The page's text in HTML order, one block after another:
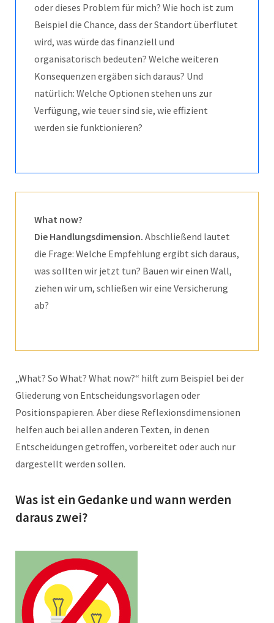
oder dieses Problem für mich? Wie hoch ist zum
Beispiel die Chance, dass der Standort überflutet
wird, was würde das finanziell und
organisatorisch bedeuten? Welche weiteren
Konsequenzen ergäben sich daraus? Und
natürlich: Welche Optionen stehen uns zur
Verfügung, wie teuer sind sie, wie effizient
werden sie funktionieren?
What now?
Die Handlungsdimension. Abschließend lautet
die Frage: Welche Empfehlung ergibt sich daraus,
was sollten wir jetzt tun? Bauen wir einen Wall,
ziehen wir um, schließen wir eine Versicherung
ab?
„What? So What? What now?“ hilft zum Beispiel bei der
Gliederung von Entscheidungsvorlagen oder
Positionspapieren. Aber diese Reflexionsdimensionen
helfen auch bei allen anderen Texten, in denen
Entscheidungen getroffen, vorbereitet oder auch nur
dargestellt werden sollen.
Was ist ein Gedanke und wann werden
daraus zwei?